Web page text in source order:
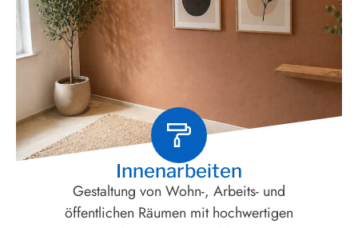
Innenarbeiten
Gestaltung von Wohn-, Arbeits- und
öffentlichen Räumen mit hochwertigen